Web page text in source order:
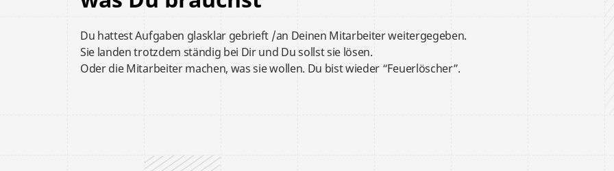
Du hattest Aufgaben glasklar gebrieft /an Deinen Mitarbeiter weitergegeben.
Sie landen trotzdem ständig bei Dir und Du sollstsie lösen.
Oder die Mitarbeiter machen, was sie wollen. Du bist wieder “Feuerlöscher”.